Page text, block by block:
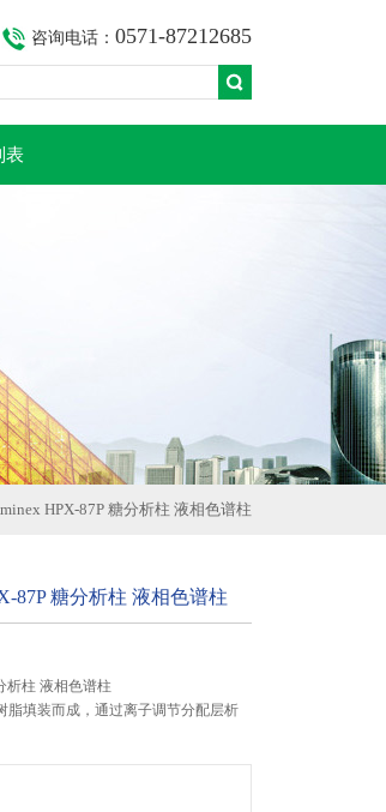
咨询电话： 0571-87212685
表
HPX-87P 糖分析柱 液相色谱柱
87P 糖分析柱 液相色谱柱
析柱 液相色谱柱
脂填装而成，通过离子调节分配层析